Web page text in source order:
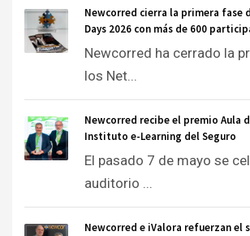
Newcorred cierra la primera fase
Days 2026 con más de 600
Newcorred ha cerrado la
los Net...
Newcorred recibe el premio Aula
Instituto e-Learning del Seguro
El pasado 7 de mayo se
auditorio ...
Newcorred e iValora refuerzan el